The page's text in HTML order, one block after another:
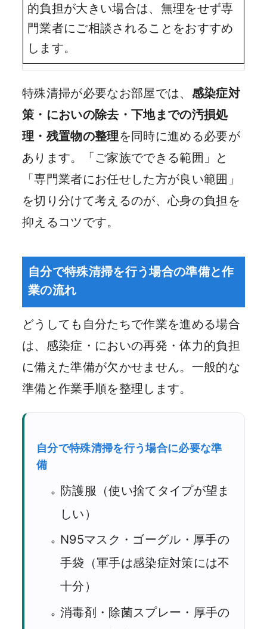
的負担が大きい場合は、無理をせず専
門業者にご相談されることをおすすめ
します。
特殊清掃が必要なお部屋では、 感染症対
策・においの除去・下地までの汚損処
理・残置物の整理を同時に進める必要が
あります。「ご家族でできる範囲」と
「専門業者にお任せした方が良い範囲」
を切り分けて考えるのが、心身の負担を
抑えるコツです。
自分で特殊清掃を行う場合の準備と作
業の流れ
どうしても自分たちで作業を進める場合
は、感染症・においの再発・体力的負担
に備えた準備が欠かせません。一般的な
準備と作業手順を整理します。
自分で特殊清掃を行う場合に必要な準
備
防護服（使い捨てタイプが望ま
しい）
N95マスク・ゴーグル・厚手の
手袋（軍手は感染症対策には不
十分）
消毒剤・除菌スプレー・厚手の